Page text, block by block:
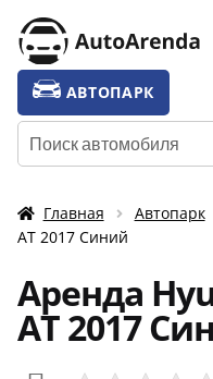
Перейти
к
навигации
Перейти
к
содержимому
УСЛУГИ
ТАРИФЫ
УСЛОВИЯ АРЕНДЫ
АКЦИИ
АВТОПАРК
Искать:
Главная Автопарк
АТ 2017 Синий
Аренда
АТ 2017